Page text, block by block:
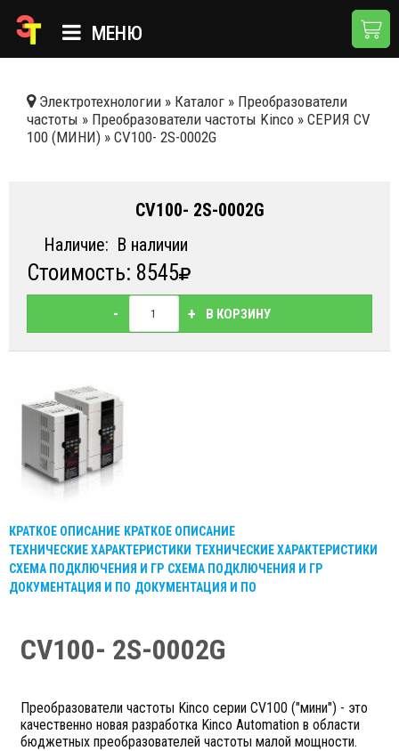
МЕНЮ
КАТАЛОГ
НОВОСТИ
ДОСТАВКА И ОПЛАТА
КОНТАКТЫ
Электротехнологии » Каталог » Преобразователи
частоты » Преобразователи частоты Kinco » СЕРИЯ СV
100 (МИНИ) » CV100- 2S-0002G
CV100- 2S-0002G
Наличие: В наличии
Стоимость: 8545
- + В КОРЗИНУ
КРАТКОЕ ОПИСАНИЕ КРАТКОЕ ОПИСАНИЕ
ТЕХНИЧЕСКИЕ ХАРАКТЕРИСТИКИ ТЕХНИЧЕСКИЕ ХАРАКТЕРИСТИКИ
СХЕМА ПОДКЛЮЧЕНИЯ И ГР СХЕМА ПОДКЛЮЧЕНИЯ И ГР
ДОКУМЕНТАЦИЯ И ПО ДОКУМЕНТАЦИЯ И ПО
CV100- 2S-0002G
Преобразователи частоты Kinco серии CV100 ("мини") - это
качественно новая разработка Kinco Automation в области
бюджетных преобразователей частоты малой мощности.